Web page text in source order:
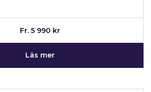
Fr. 5 990 kr
Läs mer